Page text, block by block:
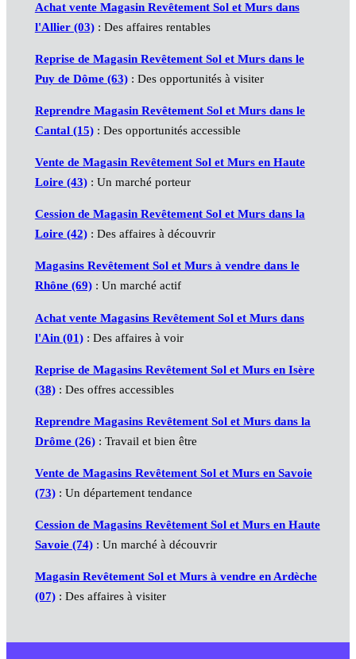
Achat vente Magasin Revêtement Sol et Murs dans
l'Allier (03): Des affaires rentables
Reprise de Magasin Revêtement Sol et Murs dans le
Puy de Dôme (63): Des opportunités à visiter
Reprendre Magasin Revêtement Sol et Murs dans le
Cantal (15): Des opportunités accessible
Vente de Magasin Revêtement Sol et Murs en Haute
Loire (43): Un marché porteur
Cession de Magasin Revêtement Sol et Murs dans la
Loire (42): Des affaires à découvrir
Magasins Revêtement Sol et Murs à vendre dans le
Rhône (69): Un marché actif
Achat vente Magasins Revêtement Sol et Murs dans
l'Ain (01): Des affaires à voir
Reprise de Magasins Revêtement Sol et Murs en Isère
(38): Des offres accessibles
Reprendre Magasins Revêtement Sol et Murs dans la
Drôme (26): Travail et bien être
Vente de Magasins Revêtement Sol et Murs en Savoie
(73): Un département tendance
Cession de Magasins Revêtement Sol et Murs en Haute
Savoie (74): Un marché à découvrir
Magasin Revêtement Sol et Murs à vendre en Ardèche
(07): Des affaires à visiter